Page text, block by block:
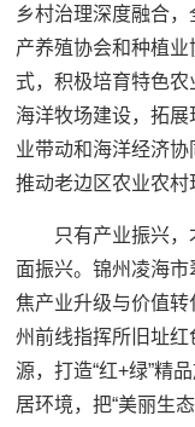
乡村治理深度融合
产养殖协会和种植
式，积极培育特色
海洋牧场建设，拓
业带动和海洋经济
推动老边区农业农村
只有产业振兴
面振兴。锦州凌海
焦产业升级与价值
州前线指挥所旧址
源，打造“红+绿”精
居环境，把“美丽生